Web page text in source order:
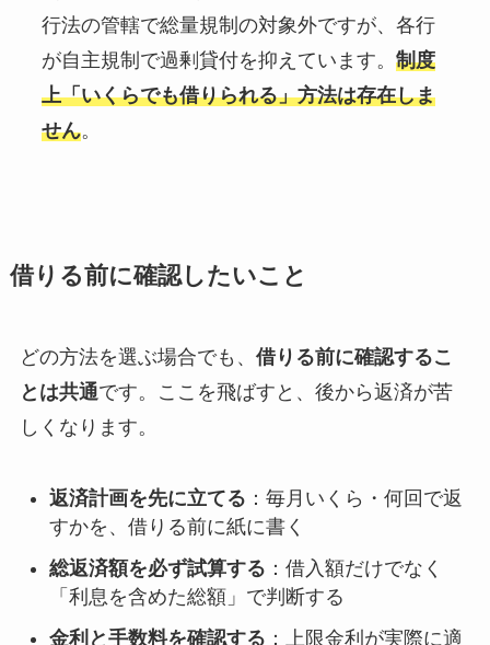
行法の管轄で総量規制の対象外ですが、各行
が自主規制で過剰貸付を抑えています。 制度
上「いくらでも借りられる」方法は存在しま
せん。
借りる前に確認したいこと
どの方法を選ぶ場合でも、 借りる前に確認するこ
とは共通です。ここを飛ばすと、後から返済が苦
しくなります。
返済計画を先に立てる ：毎月いくら・何回で返
すかを、借りる前に紙に書く
総返済額を必ず試算する ：借入額だけでなく
「利息を含めた総額」で判断する
金利と手数料を確認する ：上限金利が実際に適